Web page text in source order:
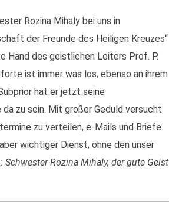
Rozina Mihaly bei uns in
der Freunde des Heiligen Kreuzes“
Hand des geistlichen Leiters Prof. P.
ist immer was los, ebenso an ihrem
hat er jetzt seine
zu sein. Mit großer Geduld versucht
zu verteilen, e-Mails und Briefe
wichtiger Dienst, ohne den unser
Schwester Rozina Mihaly, der gute Geist